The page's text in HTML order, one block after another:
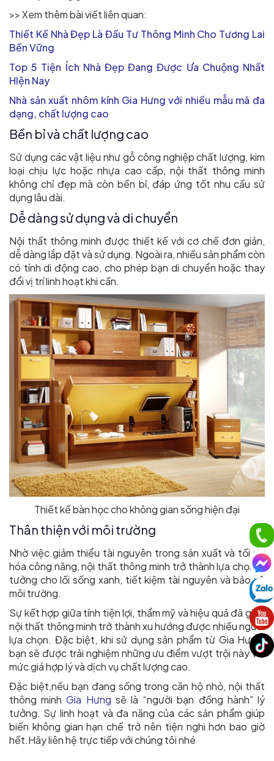
>> Xem thêm bài viết liên quan:
Thiết Kế Nhà Đẹp Là Đầu Tư Thông Minh Cho Tương Lai
Bền Vững
Top 5 Tiện Ích Nhà Đẹp Đang Được Ưa Chuộng Nhất
HIện Nay
Nhà sản xuất nhôm kính Gia Hưng với nhiều mẫu mã đa
dạng, chất lượng cao
Bền bỉ và chất lượng cao
Sử dụng các vật liệu như gỗ công nghiệp chất lượng, kim
loại chịu lực hoặc nhựa cao cấp, nội thất thông minh
không chỉ đẹp mà còn bền bỉ, đáp ứng tốt nhu cầu sử
dụng lâu dài.
Dễ dàng sử dụng và di chuyển
Nội thất thông minh được thiết kế với cơ chế đơn giản,
dễ dàng lắp đặt và sử dụng. Ngoài ra, nhiều sản phẩm còn
có tính di động cao, cho phép bạn di chuyển hoặc thay
đổi vị trí linh hoạt khi cần.
Thiết kế bàn học cho không gian sống hiện đại
Thân thiện với môi trường
Nhờ việc giảm thiểu tài nguyên trong sản xuất và tối ưu
hóa công năng, nội thất thông minh trở thành lựa chọn lý
tưởng cho lối sống xanh, tiết kiệm tài nguyên và bảo vệ
môi trường.
Sự kết hợp giữa tính tiện lợi, thẩm mỹ và hiệu quả đã giúp
nội thất thông minh trở thành xu hướng được nhiều người
lựa chọn. Đặc biệt, khi sử dụng sản phẩm từ Gia Hưng,
bạn sẽ được trải nghiệm những ưu điểm vượt trội này với
mức giá hợp lý và dịch vụ chất lượng cao.
Đặc biệt,nếu bạn đang sống trong căn hộ nhỏ, nội thất
thông minhGia Hưng sẽ là “người bạn đồng hành” lý
tưởng. Sự linh hoạt và đa năng của các sản phẩm giúp
biến không gian hạn chế trở nên tiện nghi hơn bao giờ
hết.Hãy liên hệ trực tiếp với chúng tôi nhé